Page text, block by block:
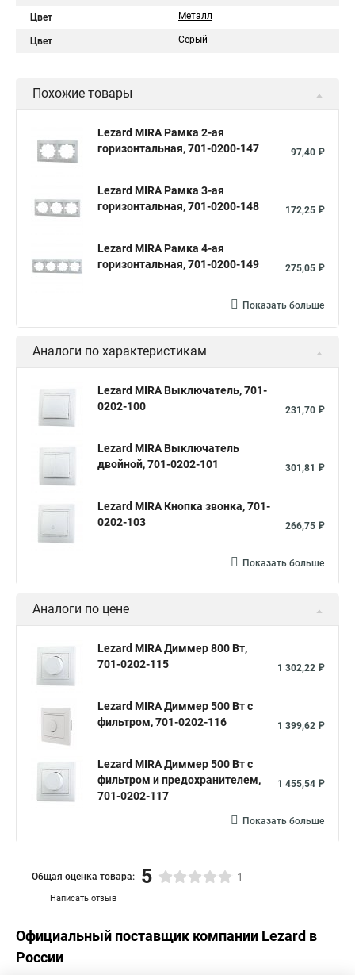
Цвет Металл
Цвет Серый
Похожие товары
Lezard MIRA Рамка 2-ая
горизонтальная, 701-0200-147
97,40 ₽
Lezard MIRA Рамка 3-ая
горизонтальная, 701-0200-148
172,25 ₽
Lezard MIRA Рамка 4-ая
горизонтальная, 701-0200-149
275,05 ₽
Показать больше
Аналоги по характеристикам
Lezard MIRA Выключатель, 701-
0202-100
231,70 ₽
Lezard MIRA Выключатель
двойной, 701-0202-101
301,81 ₽
Lezard MIRA Кнопка звонка, 701-
0202-103
266,75 ₽
Показать больше
Аналоги по цене
Lezard MIRA Диммер 800 Вт,
701-0202-115
1 302,22 ₽
Lezard MIRA Диммер 500 Вт с
фильтром, 701-0202-116
1 399,62 ₽
Lezard MIRA Диммер 500 Вт с
фильтром и предохранителем,
701-0202-117
1 455,54 ₽
Показать больше
Написать отзыв
Общая оценка товара: 5 1
Официальный поставщик компании Lezard в
России